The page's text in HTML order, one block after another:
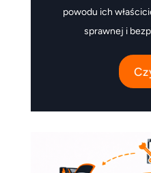
powodu ich
sprawnej i